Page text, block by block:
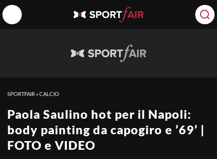
SPORTFAIR »CALCIO
Paola Saulino hot per il Napoli:
body painting da capogiro e ’69’ |
FOTO e VIDEO